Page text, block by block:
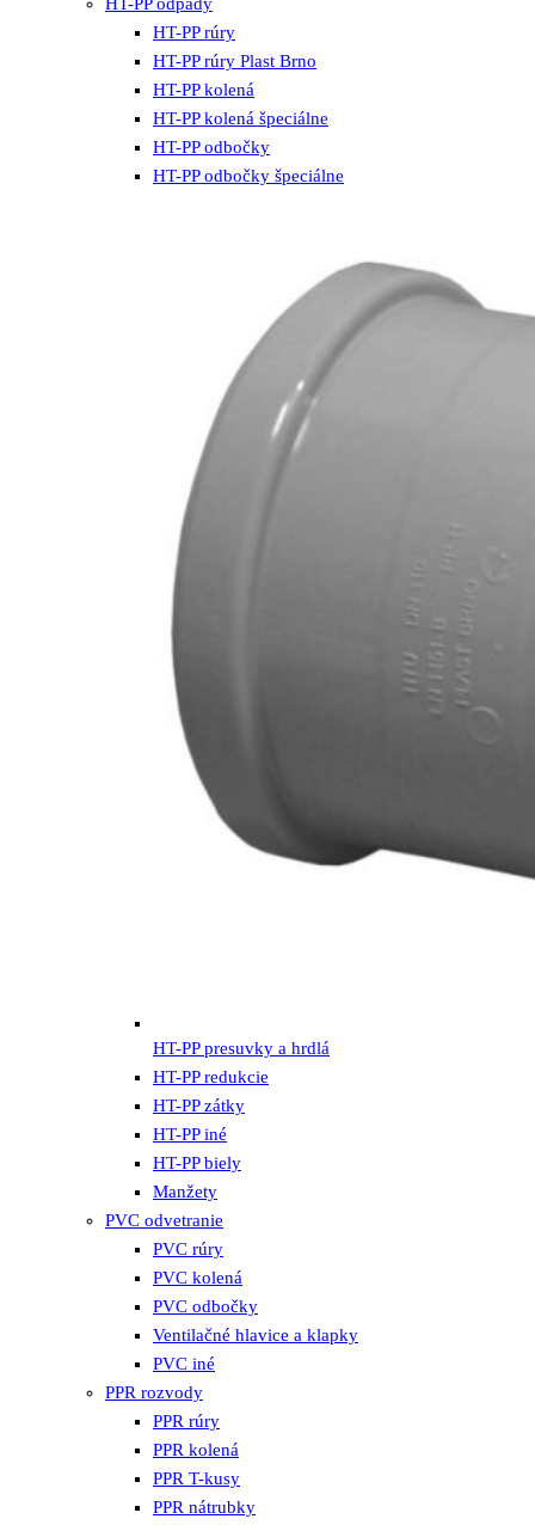
HT-PP rúry
HT-PP rúry Plast Brno
HT-PP kolená
HT-PP kolená špeciálne
HT-PP odbočky
HT-PP odbočky špeciálne
HT-PP presuvky a hrdlá
HT-PP redukcie
HT-PP zátky
HT-PP iné
HT-PP biely
Manžety
PVC odvetranie
PVC rúry
PVC kolená
PVC odbočky
Ventilačné hlavice a klapky
PVC iné
PPR rozvody
PPR rúry
PPR kolená
PPR T-kusy
PPR nátrubky